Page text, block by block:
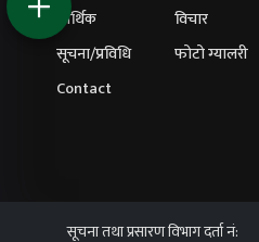
आर्थिक
विचार
सूचना/प्रविधि
फोटो ग्यालरी
Contact
सूचना तथा प्रसारण विभाग दर्ता नं: